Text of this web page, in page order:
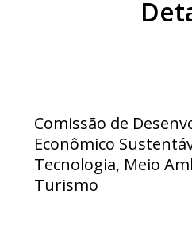
Comissão de
Econômico
Tecnologia, Meio
Turismo